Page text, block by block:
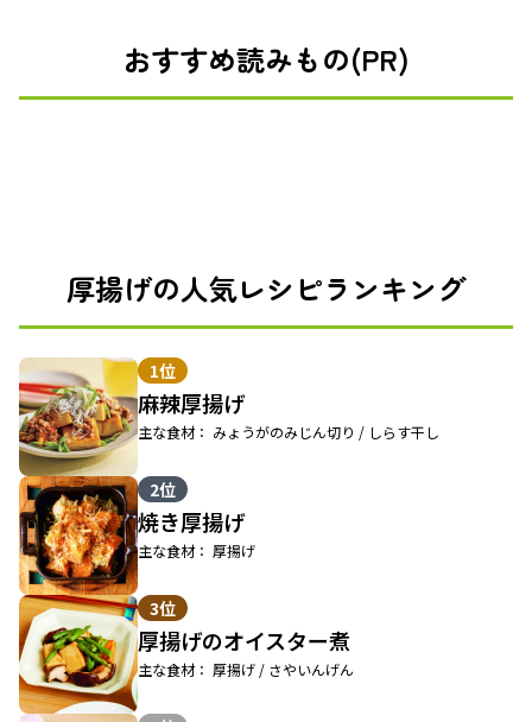
おすすめ読みもの(PR)
厚揚げの人気レシピランキング
1位
麻辣厚揚げ
主な食材： みょうがのみじん切り / しらす干し
2位
焼き厚揚げ
主な食材： 厚揚げ
3位
厚揚げのオイスター煮
主な食材： 厚揚げ / さやいんげん